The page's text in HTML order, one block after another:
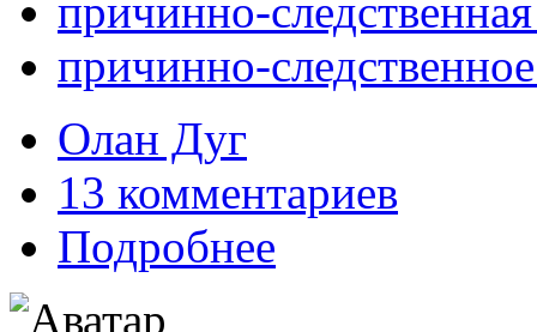
причинно-
причинно-
Олан Дуг
13 комментариев
Подробнее